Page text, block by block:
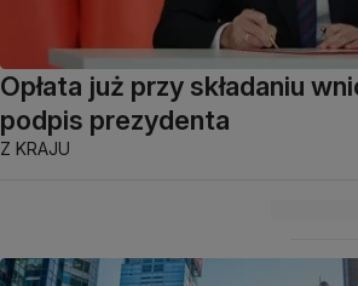
Opłata już przy składaniu
podpis prezydenta
Z KRAJU